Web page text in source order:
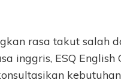
rasa takut salah
inggris, ESQ